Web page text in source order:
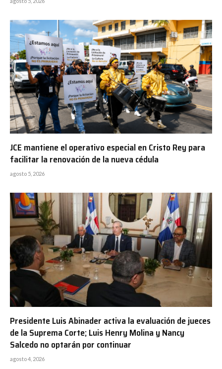
JCE mantiene el operativo especial en Cristo Rey para
facilitar la renovación de la nueva cédula
agosto 5, 2026
Presidente Luis Abinader activa la evaluación de jueces
de la Suprema Corte; Luis Henry Molina y Nancy
Salcedo no optarán por continuar
agosto 4, 2026